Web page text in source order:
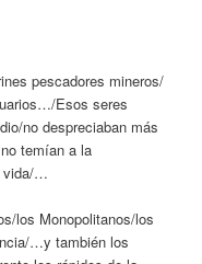
pescadores mineros/
Esos seres
no despreciaban más
temían a la
vida/…
los Monopolitanos/los
…y también los